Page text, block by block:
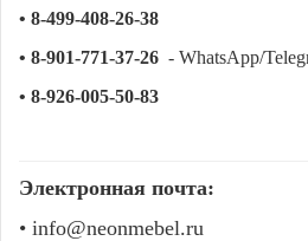
• 8-499-408-26-38
• 8-901-771-37-26 - WhatsApp/
• 8-926-005-50-83
Электронная почта:
• info@neonmebel.ru